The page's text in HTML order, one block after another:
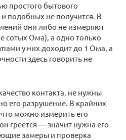
простого бытового
подобных не получится. В
они либо не измеряют
сотых Ома), а одно только
у них доходит до 1 Ома, а
здесь говорить не
контакта, не нужны
его разрушение. В крайних
можно измерить его
греется — значит нужна его
замеры и проверка